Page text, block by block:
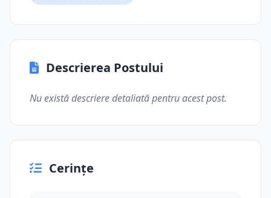
Descrierea Postului
Nu există descriere detaliată pentru acest post.
Cerințe